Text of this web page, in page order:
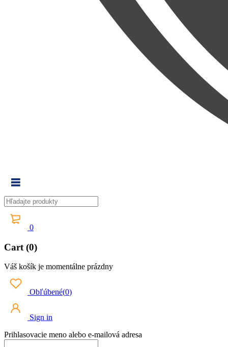
0
Cart (0)
Váš košík je momentálne prázdny
Obľúbené(0)
Sign in
Prihlasovacie meno alebo e-mailová adresa